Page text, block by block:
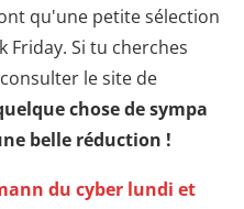
qu'une petite sélection
Friday. Si tu cherches
le site de
chose de sympa
belle réduction !
du cyber lundi et